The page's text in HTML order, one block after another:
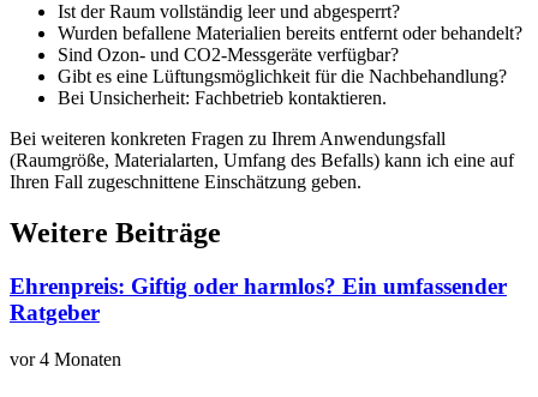
Ist der Raum vollständig leer und abgesperrt?
Wurden befallene Materialien bereits entfernt oder behandelt?
Sind Ozon- und CO2-Messgeräte verfügbar?
Gibt es eine Lüftungsmöglichkeit für die Nachbehandlung?
Bei Unsicherheit: Fachbetrieb kontaktieren.
Bei weiteren konkreten Fragen zu Ihrem Anwendungsfall
(Raumgröße, Materialarten, Umfang des Befalls) kann ich eine auf
Ihren Fall zugeschnittene Einschätzung geben.
Weitere Beiträge
Ehrenpreis: Giftig oder harmlos? Ein umfassender
Ratgeber
vor 4 Monaten